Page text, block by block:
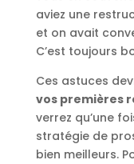
aviez une
et on avait
C’est toujours
Ces astuces
vos premières
verrez qu’une
stratégie de
bien meilleurs.